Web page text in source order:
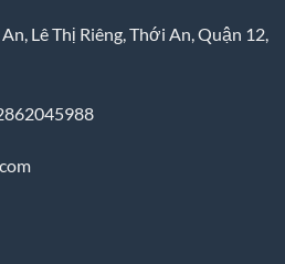
Lê Thị Riêng, Thới An, Quận 12,